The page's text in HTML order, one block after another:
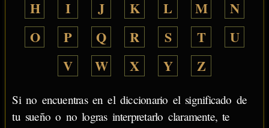
H
I J K L M
N
O
P Q R S T
U
V
W X Y Z
Si no encuentras en el diccionario el significado de
tu sueño o no logras interpretarlo claramente, te